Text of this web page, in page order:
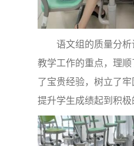
语文组的质量分
教学工作的重点，理
了宝贵经验，树立了
提升学生成绩起到积极